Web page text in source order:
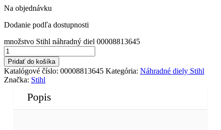
Na objednávku
Dodanie podľa dostupnosti
množstvo Stihl náhradný diel 00008813645
Pridať do košíka
Katalógové číslo: 00008813645 Kategória: Náhradné diely Stihl
Značka: Stihl
Popis